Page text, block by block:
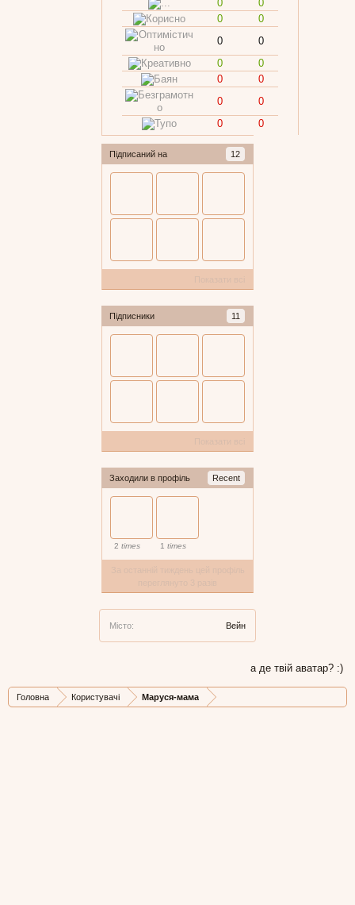
0
0
0
0
0
0
0
0
0
0
0
0
0
0
Підписаний на 12
Підписники 11
Заходили в профіль Recent
2 times 1 times
Місто: Вейн
а де твій аватар? :)
Головна Користувачі Маруся-мама